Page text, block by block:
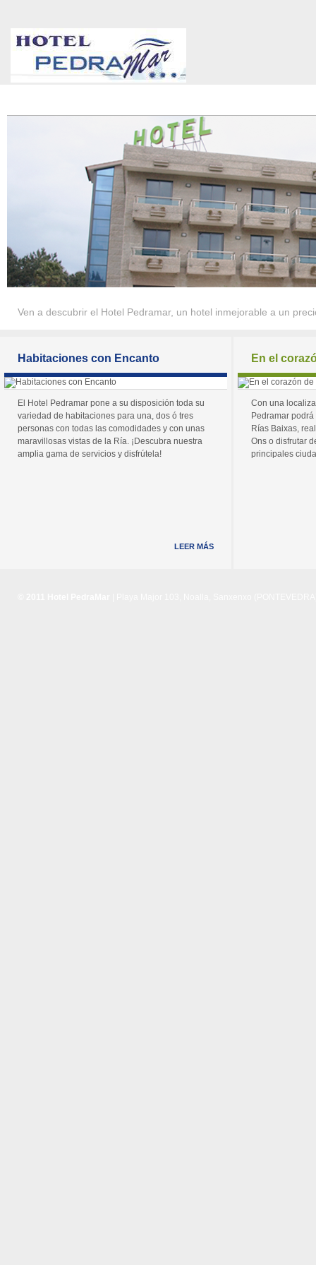
Ven a descubrir el Hotel Pedramar, un hotel inmejorable a un
Habitaciones con Encanto
El Hotel Pedramar pone a su disposición toda su
variedad de habitaciones para una, dos ó tres
personas con todas las comodidades y con unas
maravillosas vistas de la Ría. ¡Descubra nuestra
amplia gama de servicios y disfrútela!
LEER MÁS
En el
Con una
Pedramar
Rías Baixas,
Ons o disfrutar
principales